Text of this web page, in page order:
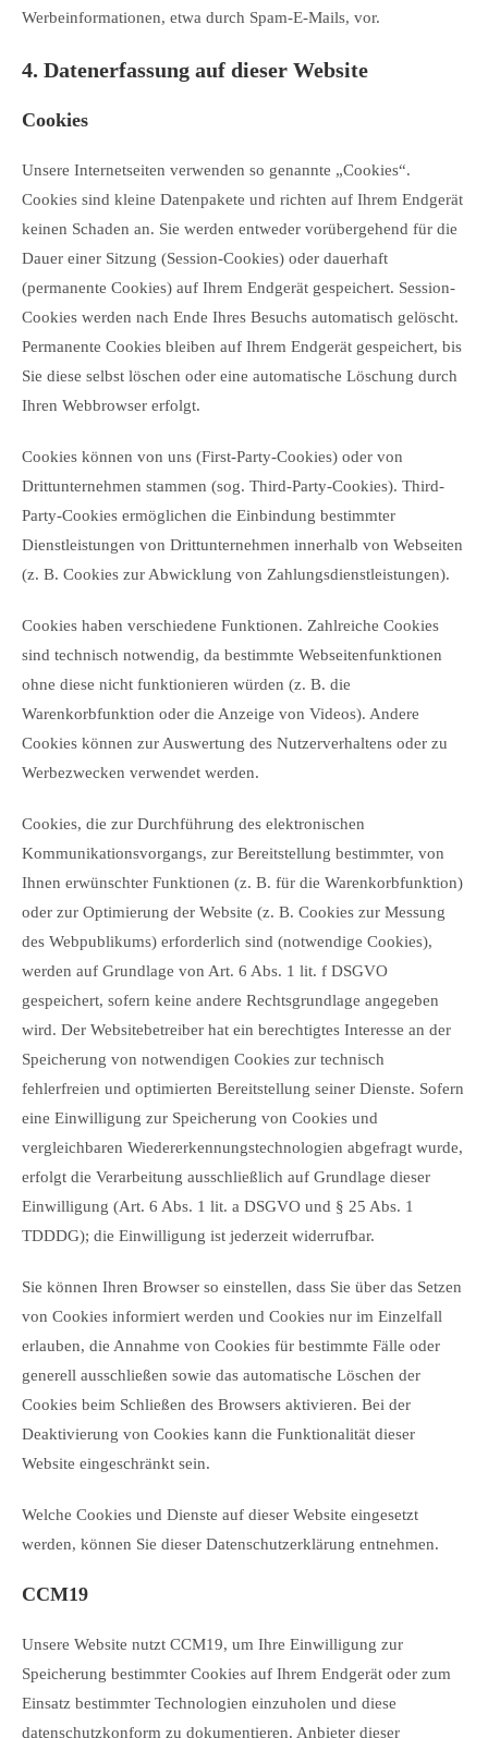
Werbeinformationen, etwa durch Spam-E-Mails, vor.
4. Datenerfassung auf dieser Website
Cookies
Unsere Internetseiten verwenden so genannte „Cookies“.
Cookies sind kleine Datenpakete und richten auf Ihrem Endgerät
keinen Schaden an. Sie werden entweder vorübergehend für die
Dauer einer Sitzung (Session-Cookies) oder dauerhaft
(permanente Cookies) auf Ihrem Endgerät gespeichert. Session-
Cookies werden nach Ende Ihres Besuchs automatisch gelöscht.
Permanente Cookies bleiben auf Ihrem Endgerät gespeichert, bis
Sie diese selbst löschen oder eine automatische Löschung durch
Ihren Webbrowser erfolgt.
Cookies können von uns (First-Party-Cookies) oder von
Drittunternehmen stammen (sog. Third-Party-Cookies). Third-
Party-Cookies ermöglichen die Einbindung bestimmter
Dienstleistungen von Drittunternehmen innerhalb von Webseiten
(z. B. Cookies zur Abwicklung von Zahlungsdienstleistungen).
Cookies haben verschiedene Funktionen. Zahlreiche Cookies
sind technisch notwendig, da bestimmte Webseitenfunktionen
ohne diese nicht funktionieren würden (z. B. die
Warenkorbfunktion oder die Anzeige von Videos). Andere
Cookies können zur Auswertung des Nutzerverhaltens oder zu
Werbezwecken verwendet werden.
Cookies, die zur Durchführung des elektronischen
Kommunikationsvorgangs, zur Bereitstellung bestimmter, von
Ihnen erwünschter Funktionen (z. B. für die Warenkorbfunktion)
oder zur Optimierung der Website (z. B. Cookies zur Messung
des Webpublikums) erforderlich sind (notwendige Cookies),
werden auf Grundlage von Art. 6 Abs. 1 lit. f DSGVO
gespeichert, sofern keine andere Rechtsgrundlage angegeben
wird. Der Websitebetreiber hat ein berechtigtes Interesse an der
Speicherung von notwendigen Cookies zur technisch
fehlerfreien und optimierten Bereitstellung seiner Dienste. Sofern
eine Einwilligung zur Speicherung von Cookies und
vergleichbaren Wiedererkennungstechnologien abgefragt wurde,
erfolgt die Verarbeitung ausschließlich auf Grundlage dieser
Einwilligung (Art. 6 Abs. 1 lit. a DSGVO und § 25 Abs. 1
TDDDG); die Einwilligung ist jederzeit widerrufbar.
Sie können Ihren Browser so einstellen, dass Sie über das Setzen
von Cookies informiert werden und Cookies nur im Einzelfall
erlauben, die Annahme von Cookies für bestimmte Fälle oder
generell ausschließen sowie das automatische Löschen der
Cookies beim Schließen des Browsers aktivieren. Bei der
Deaktivierung von Cookies kann die Funktionalität dieser
Website eingeschränkt sein.
Welche Cookies und Dienste auf dieser Website eingesetzt
werden, können Sie dieser Datenschutzerklärung entnehmen.
CCM19
Unsere Website nutzt CCM19, um Ihre Einwilligung zur
Speicherung bestimmter Cookies auf Ihrem Endgerät oder zum
Einsatz bestimmter Technologien einzuholen und diese
datenschutzkonform zu dokumentieren. Anbieter dieser